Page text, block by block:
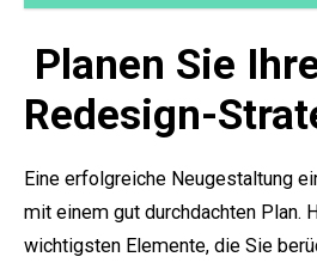
Planen Sie
Redesign-
Eine erfolgreiche Neugestaltung
mit einem gut durchdachten Plan.
wichtigsten Elemente, die Sie